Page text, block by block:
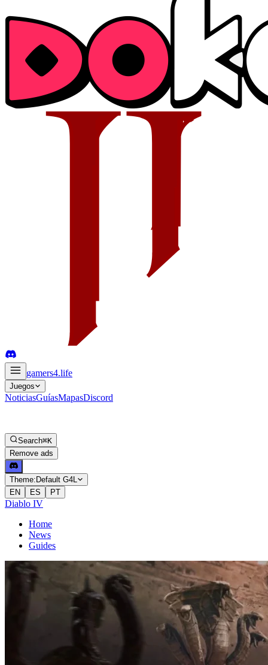
gamers4.life
Juegos
NoticiasGuíasMapasDiscord
Search⌘K
Remove ads
Theme: Default G4L
EN
ES PT
Diablo IV
Home
News
Guides